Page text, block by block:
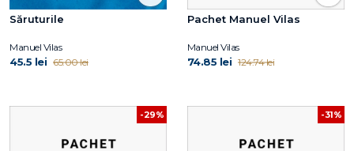
Săruturile
Manuel Vilas
45.5 lei 65.00 lei
Pachet Manuel Vilas
Manuel Vilas
74.85 lei 124.74 lei
-29% -31%